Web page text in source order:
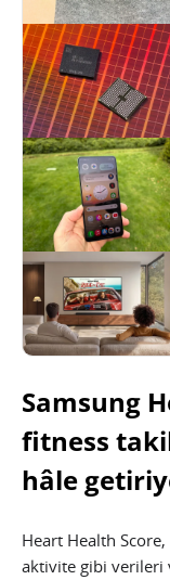
Samsung
fitness
hâle
Heart Health
aktivite gibi verileri